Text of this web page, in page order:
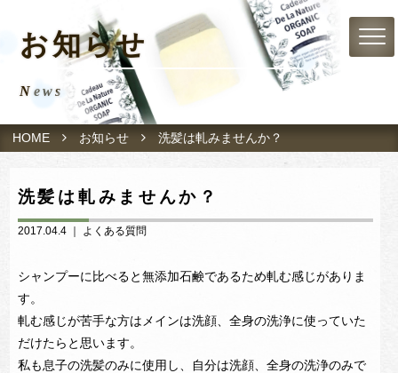
お知らせ
News
HOME お知らせ 洗髪は軋みませんか？
洗髪は軋みませんか？
2017.04.4 ｜ よくある質問
シャンプーに比べると無添加石鹸であるため軋む感じがありま
す。
軋む感じが苦手な方はメインは洗顔、全身の洗浄に使っていた
だけたらと思います。
私も息子の洗髪のみに使用し、自分は洗顔、全身の洗浄のみで